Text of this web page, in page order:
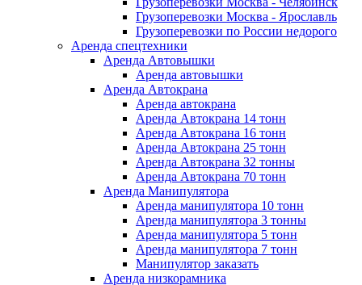
Грузоперевозки Москва - Ярославль
Грузоперевозки по России недорого
Аренда спецтехники
Аренда Автовышки
Аренда автовышки
Аренда Автокрана
Аренда автокрана
Аренда Автокрана 14 тонн
Аренда Автокрана 16 тонн
Аренда Автокрана 25 тонн
Аренда Автокрана 32 тонны
Аренда Автокрана 70 тонн
Аренда Манипулятора
Аренда манипулятора 10 тонн
Аренда манипулятора 3 тонны
Аренда манипулятора 5 тонн
Аренда манипулятора 7 тонн
Манипулятор заказать
Аренда низкорамника